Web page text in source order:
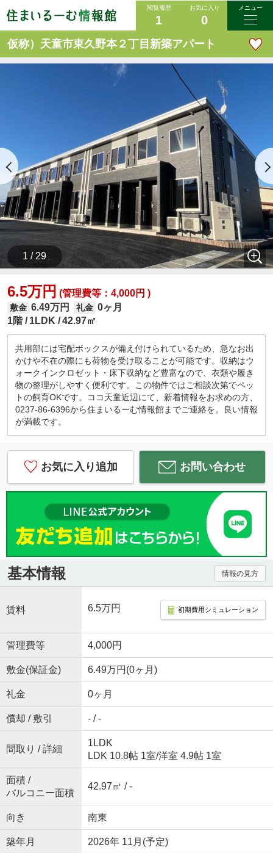
閲覧履歴
1
お気に入り
0
メニュー
仮称）天童市東久野本２丁目新築アパート
1 / 29
6.5万円 (管理費等：4,000円 )
敷金 6.49万円 礼金 0ヶ月
1階
1LDK 42.97㎡
共用部には宅配ボックスが備え付けられているため、急なお出
かけや不在の際にも荷物を受け取ることが可能です。収納はウ
ォークインクロゼット・床下収納など豊富なので、衣類や履き
物の整理がしやすく便利です。この物件ではご相談次第でペッ
トの飼育OKです。ココ天童近辺にて、新着情報をお求めの方、
0237-86-6396から住まいるーむ情報館までご連絡を。良い情報
が満載です。
お気に入り追加 お問い合わせ
基本情報 情報の見方
賃料 6.5万円 初期費用シミュレーション
管理費等 4,000円
敷金(保証金) 6.49万円(0ヶ月)
礼金 0ヶ月
償却 / 敷引 - / -
間取り / 詳細
1LDK
LDK 10.8帖 1室/洋室 4.9帖 1室
面積 /
バルコニー面積
42.97㎡ / -
向き 南東
築年月 2026年 11月(予定)